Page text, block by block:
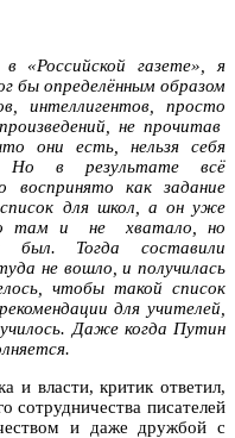
газете», я
бы определённым образом
интеллигентов, просто
не прочитав
они есть, нельзя себя
Но в результате всё
как задание
для школ, а он уже
там и не хватало, но
был. Тогда составили
не вошло, и получилась
чтобы такой список
для учителей,
Даже когда Путин
и власти, критик ответил,
сотрудничества писателей
и даже дружбой с